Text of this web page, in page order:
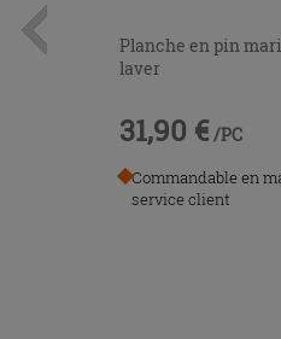
Planche en pin
laver
31,90 € /PC
Commandable en
service client